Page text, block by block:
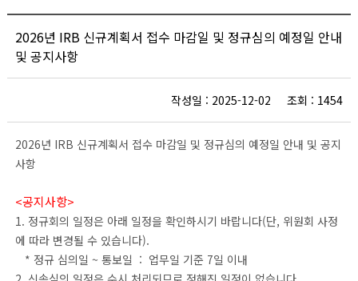
2026년 IRB 신규계획서 접수 마감일 및 정규심의 예정일 안내
및 공지사항
작성일 : 2025-12-02 조회 : 1454
2026년 IRB 신규계획서 접수 마감일 및 정규심의 예정일 안내 및 공지
사항
<공지사항>
1. 정규회의 일정은 아래 일정을 확인하시기 바랍니다(단, 위원회 사정
에 따라 변경될 수 있습니다).
* 정규 심의일 ~ 통보일 : 업무일 기준 7일 이내